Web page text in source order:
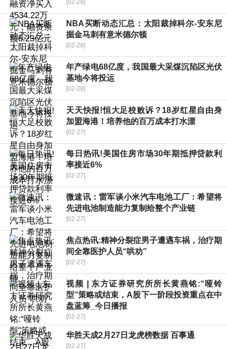
[02-28]
NBA买断动态汇总：太阳裁掉科尔-安东尼
掘金马刺有意米德尔顿
[02-28]
年产绿电68亿度，我国最大采煤沉陷区光伏
基地今将投运
[02-28]
天天快报!恒大足校败诉？18岁红星自由身
加盟海港！培养他的百万成本打水漂
[02-27]
每日热讯!美国住房市场30年期抵押贷款利
率接近6%
[02-27]
微速讯：雷军谈小米汽车电池工厂：希望将
先进电池制造能力复制给整个产业链
[02-27]
焦点热讯:精神分裂症男子遭遇车祸，治疗期
间全靠医护人员“哄劝”
[02-27]
视频 | 东方证券研究所所长黄燕铭:“哑铃
型”策略或结束，A股下一阶段投资重点在中
盘蓝筹_今日播报
[02-27]
华胜天成2月27日龙虎榜数据 百事通
[02-27]